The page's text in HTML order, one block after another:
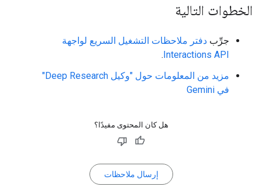
الخطوات التالية
جرِّب دفتر ملاحظات التشغيل السريع لواجهة
Interactions API
.
مزيد من المعلومات حول "وكيل Deep Research"
في Gemini
هل كان المحتوى مفيدًا؟
إرسال ملاحظات